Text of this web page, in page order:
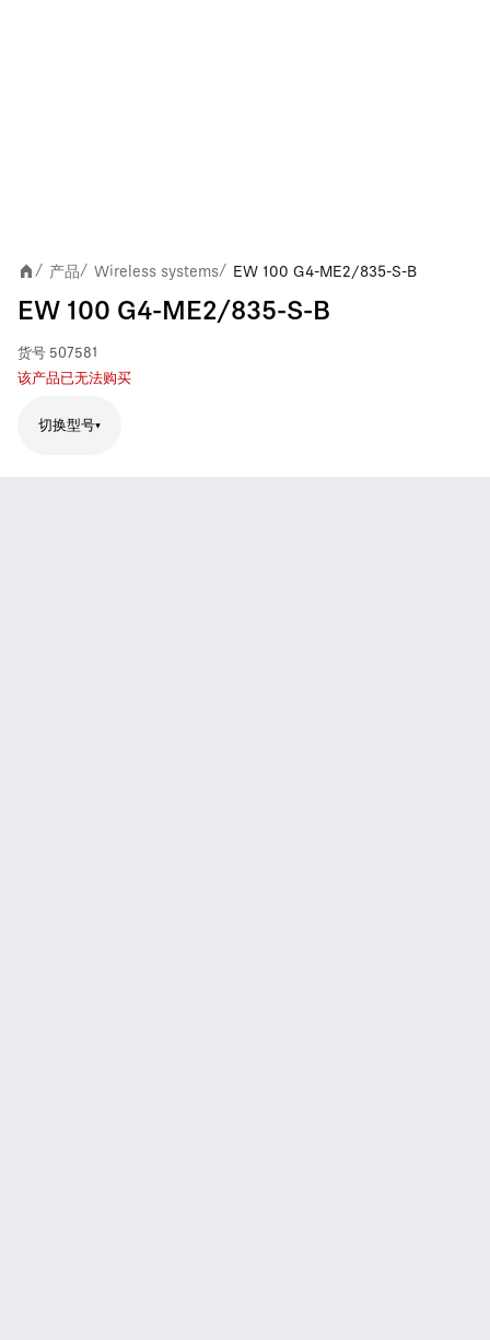
/ 产品/ Wireless systems/ EW 100 G4-ME2/835-S-B
EW 100 G4-ME2/835-S-B
货号 507581
该产品已无法购买
切换型号